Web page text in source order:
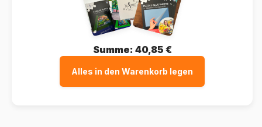
Summe: 40,85 €
Alles in den Warenkorb legen